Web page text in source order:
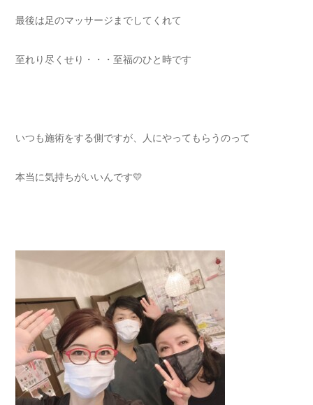
最後は足のマッサージまでしてくれて
至れり尽くせり・・・至福のひと時です
いつも施術をする側ですが、人にやってもらうのって
本当に気持ちがいいんです💛